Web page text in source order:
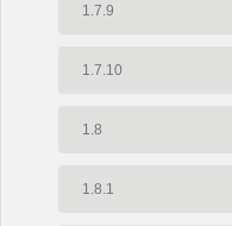
1.7.9
1.7.10
1.8
1.8.1